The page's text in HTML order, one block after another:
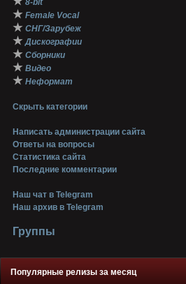
8-bit
★ Female Vocal
★ СНГ/Зарубеж
★ Дискографии
★ Сборники
★ Видео
★ Неформат
Скрыть категории
Написать администрации сайта
Ответы на вопросы
Статистика сайта
Последние комментарии
Наш чат в Telegram
Наш архив в Telegram
Группы
Популярные релизы за месяц